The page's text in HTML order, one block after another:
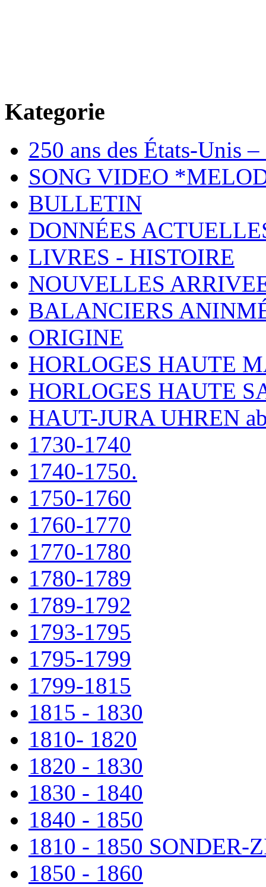
Kategorie
250 ans des États-Unis
SONG VIDEO
BULLETIN
DONNÉES
LIVRES - HISTOIRE
NOUVELLES
BALANCIERS
ORIGINE
HORLOGES HAUTE
HORLOGES HAUTE
HAUT-JURA UHREN
1730-1740
1740-1750.
1750-1760
1760-1770
1770-1780
1780-1789
1789-1792
1793-1795
1795-1799
1799-1815
1815 - 1830
1810- 1820
1820 - 1830
1830 - 1840
1840 - 1850
1810 - 1850 SONDER-
1850 - 1860